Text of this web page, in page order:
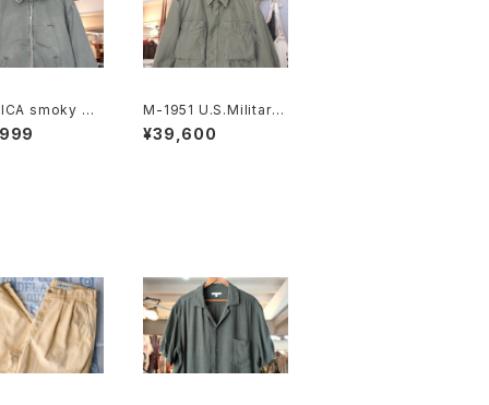
smoky gr
cotton
Jacket
M-1951 U.S.Military
field Jacket "ONE
MAN ONE VOTE"
¥39,600